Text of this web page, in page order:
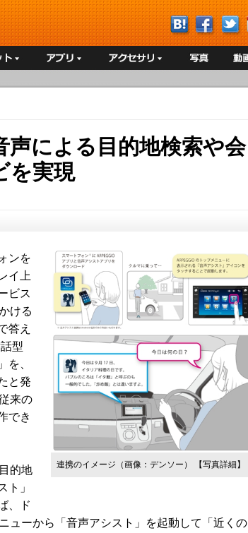
声による目的地検索や会
を実現
連携のイメージ（画像：デンソー） 【写真詳細】
ンを
イ上
ビス
ける
答え
型
を、
と発
来の
でき
的地
ト」
、ド
ューから「音声アシスト」を起動して「近くの